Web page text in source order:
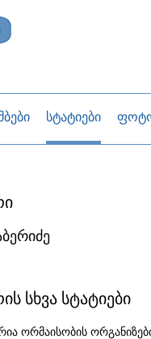
სტატიები
სხვა სტატიები
ორმაისობის